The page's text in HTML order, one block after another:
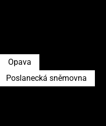
Opava
Poslanecká sněmovna